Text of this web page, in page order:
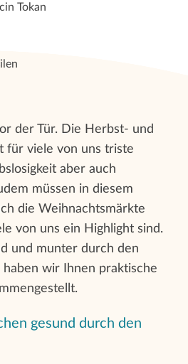
Tokan
der Tür. Die Herbst- und
für viele von uns triste
aber auch
müssen in diesem
die Weihnachtsmärkte
von uns ein Highlight sind.
und munter durch den
wir Ihnen praktische
gesund durch den